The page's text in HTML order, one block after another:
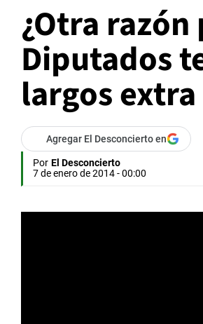
¿Otra
Diputados
largos extra
Agregar El Desconcierto en
Por El Desconcierto
7 de enero de 2014 - 00:00